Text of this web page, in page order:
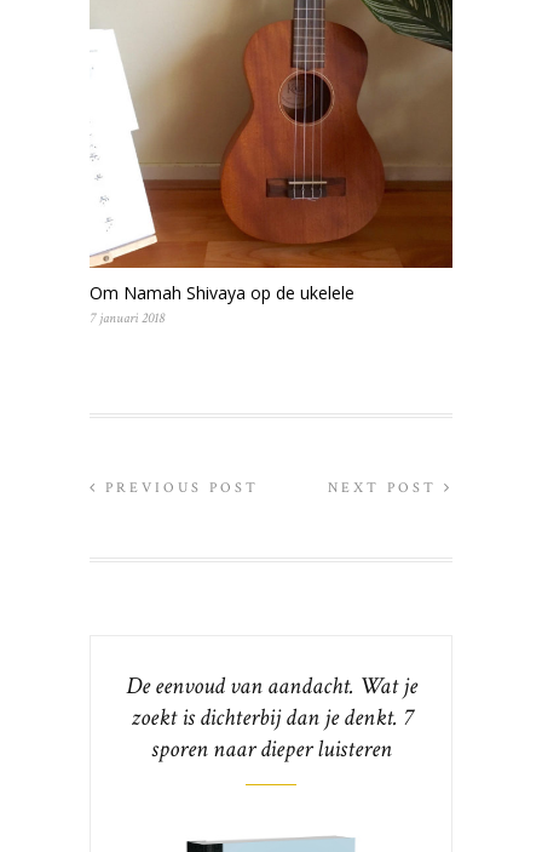
Om Namah Shivaya op de ukelele
7 januari 2018
PREVIOUS POST NEXT POST
De eenvoud van aandacht. Wat je
zoekt is dichterbij dan je denkt. 7
sporen naar dieper luisteren